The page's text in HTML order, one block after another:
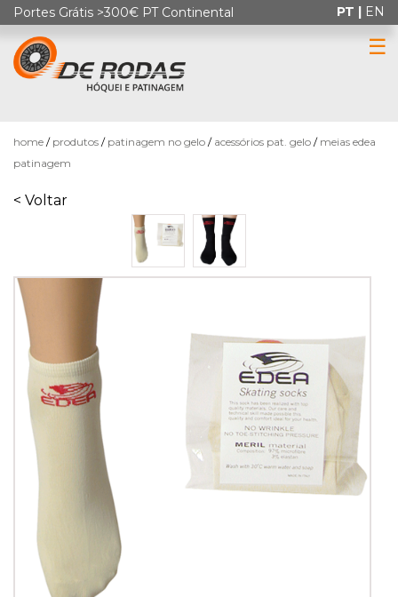
Portes Grátis >300€ PT Continental
HÓQUEI
PATINS
PATINAGEM
PATINAGEM
NO
GELO
PROMOÇÕES
☰
PT | EN
home produtos patinagem no gelo acessórios pat. gelo
meias edea
patinagem
< Voltar